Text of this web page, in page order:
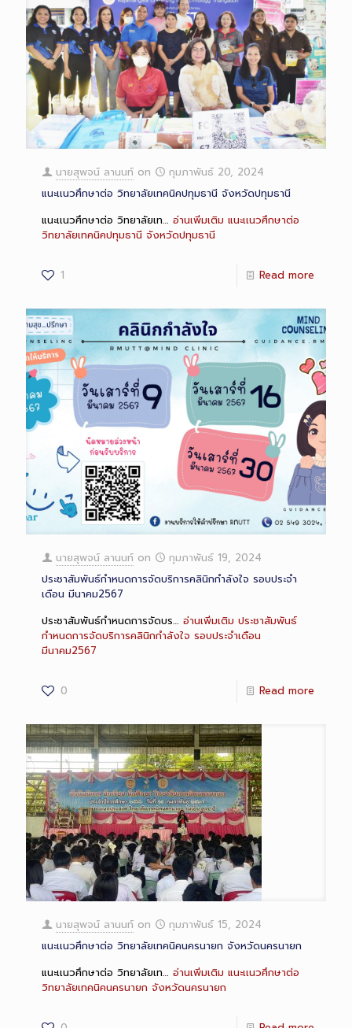
นายสุพจน์ ลานนท์ on
กุมภาพันธ์ 20, 2024
แนะเเนวศึกษาต่อ วิทยาลัยเทคนิคปทุมธานี จังหวัดปทุมธานี
แนะเเนวศึกษาต่อ วิทยาลัยเท… อ่านเพิ่มเติม แนะเเนวศึกษาต่อ
วิทยาลัยเทคนิคปทุมธานี จังหวัดปทุมธานี
1 Read more
นายสุพจน์ ลานนท์ on
กุมภาพันธ์ 19, 2024
ประชาสัมพันธ์กำหนดการจัดบริการคลินิกกำลังใจ รอบประจำ
เดือน มีนาคม2567
ประชาสัมพันธ์กำหนดการจัดบร… อ่านเพิ่มเติม ประชาสัมพันธ์
กำหนดการจัดบริการคลินิกกำลังใจ รอบประจำเดือน
มีนาคม2567
0 Read more
นายสุพจน์ ลานนท์ on
กุมภาพันธ์ 15, 2024
แนะเเนวศึกษาต่อ วิทยาลัยเทคนิคนครนายก จังหวัดนครนายก
แนะเเนวศึกษาต่อ วิทยาลัยเท… อ่านเพิ่มเติม แนะเเนวศึกษาต่อ
วิทยาลัยเทคนิคนครนายก จังหวัดนครนายก